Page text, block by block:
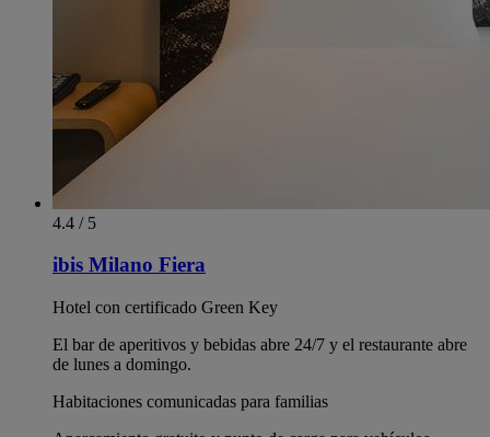
4.4 / 5
ibis Milano Fiera
Hotel con certificado Green Key
El bar de aperitivos y bebidas abre 24/7 y el restaurante abre
de lunes a domingo.
Habitaciones comunicadas para familias